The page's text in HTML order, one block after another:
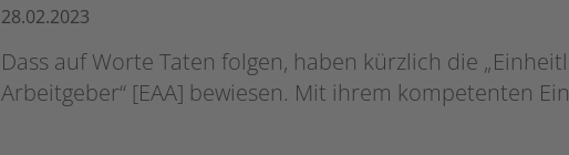
28.02.2023
Dass auf Worte Taten folgen, haben kürzlich die
Arbeitgeber“ [EAA] bewiesen. Mit ihrem kompetenten